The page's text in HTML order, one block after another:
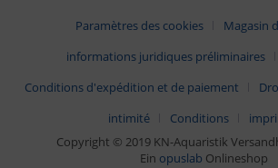
Paramètres des cookies
Magasin
informations juridiques préliminaires
Conditions d'expédition et de paiement
intimité
Conditions
Copyright © 2019 KN-Aquaristik
Ein opuslab Onlineshop